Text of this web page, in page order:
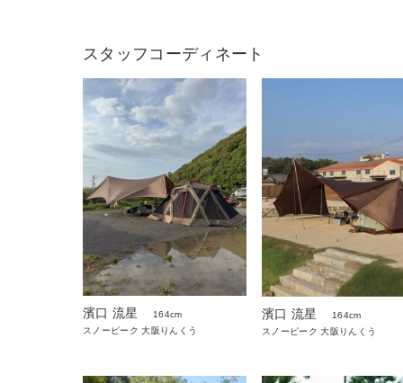
スタッフコーディネート
濱口 流星
164cm
スノーピーク 大阪りんくう
濱口 流星
164cm
スノーピーク 大阪りんくう